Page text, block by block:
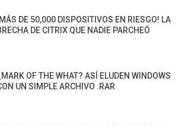
DE 50,000 DISPOSITIVOS EN RIESGO! LA
DE CITRIX QUE NADIE PARCHEÓ
OF THE WHAT? ASÍ ELUDEN WINDOWS
UN SIMPLE ARCHIVO .RAR